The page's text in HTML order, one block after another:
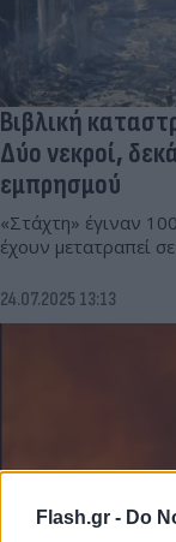
Flash.gr - Do
Βιβλική
Δύο νεκροί,
εμπρησμού
«Στάχτη» έγιναν
έχουν μετατραπεί
24.07.2025 13:13